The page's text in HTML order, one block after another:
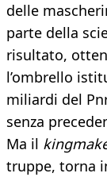
delle
parte della
risultato,
l’ombrello
miliardi del
senza
Ma il
truppe, torna